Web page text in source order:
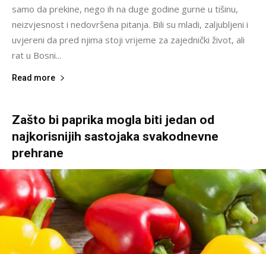
samo da prekine, nego ih na duge godine gurne u tišinu,
neizvjesnost i nedovršena pitanja. Bili su mladi, zaljubljeni i
uvjereni da pred njima stoji vrijeme za zajednički život, ali
rat u Bosni...
Read more
Zašto bi paprika mogla biti jedan od
najkorisnijih sastojaka svakodnevne
prehrane